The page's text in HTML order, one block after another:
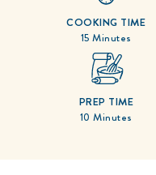
15 Minutes
COOKING TIME
10 Minutes
PREP TIME